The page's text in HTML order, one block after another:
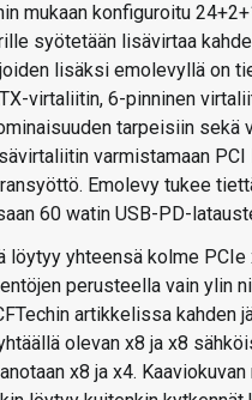
mukaan konfiguroitu
syötetään lisävirtaa
lisäksi emolevyllä on
virtaliitin, 6-pinninen
tarpeisiin sekä
varmistamaan PCI
Emolevy tukee
60 watin USB-PD-
löytyy yhteensä kolme PCIe
perusteella vain ylin
artikkelissa kahden
olevan x8 ja x8
x8 ja x4. Kaaviokuvan